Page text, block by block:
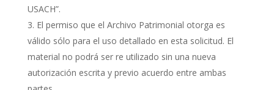
USACH”.
El permiso que el Archivo Patrimonial otorga es
válido sólo para el uso detallado en esta solicitud. El
material no podrá ser re utilizado sin una nueva
autorización escrita y previo acuerdo entre ambas